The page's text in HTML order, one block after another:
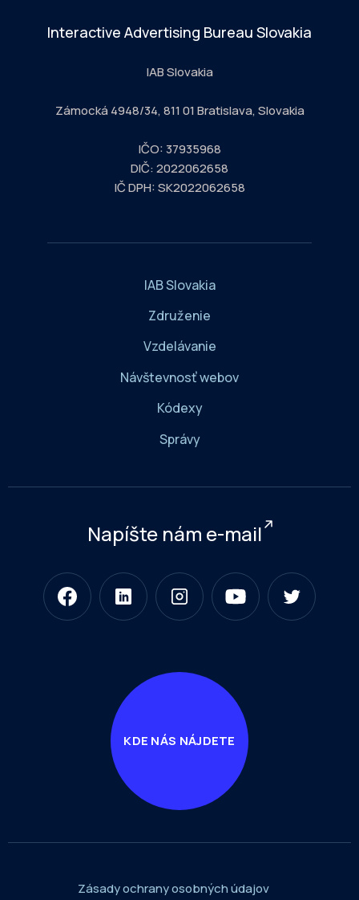
Interactive Advertising Bureau Slovakia
IAB Slovakia
Zámocká 4948/34, 811 01 Bratislava, Slovakia
IČO: 37935968
DIČ: 2022062658
IČ DPH: SK2022062658
IAB Slovakia
Združenie
Vzdelávanie
Návštevnosť webov
Kódexy
Správy
Napíšte nám e-mail
KDE NÁS NÁJDETE
Zásady ochrany osobných údajov